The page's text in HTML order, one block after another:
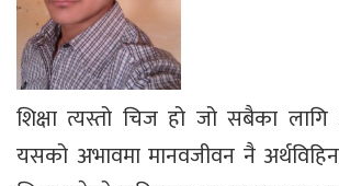
शिक्षा त्यस्तो चिज हो जो सबैका
यसको अभावमा मानवजीवन नै